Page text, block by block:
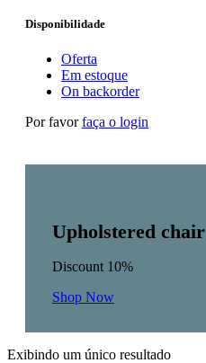
Disponibilidade
Oferta
Em estoque
On backorder
Por favorfaça o login
Upholstered chair
Discount 10%
Shop Now
Exibindo um único resultado